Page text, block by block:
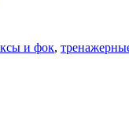
и фок,